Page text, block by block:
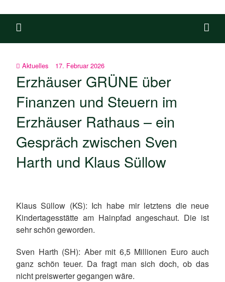
Aktuelles 17. Februar 2026
Erzhäuser GRÜNE über
Finanzen und Steuern im
Erzhäuser Rathaus – ein
Gespräch zwischen Sven
Harth und Klaus Süllow
Klaus Süllow (KS): Ich habe mir letztens die neue
Kindertagesstätte am Hainpfad angeschaut. Die ist
sehr schön geworden.
Sven Harth (SH): Aber mit 6,5 Millionen Euro auch
ganz schön teuer. Da fragt man sich doch, ob das
nicht preiswerter gegangen wäre.